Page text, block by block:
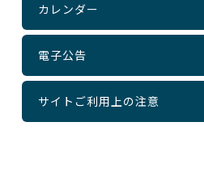
カレンダー
電子公告
サイトご利用上の注意